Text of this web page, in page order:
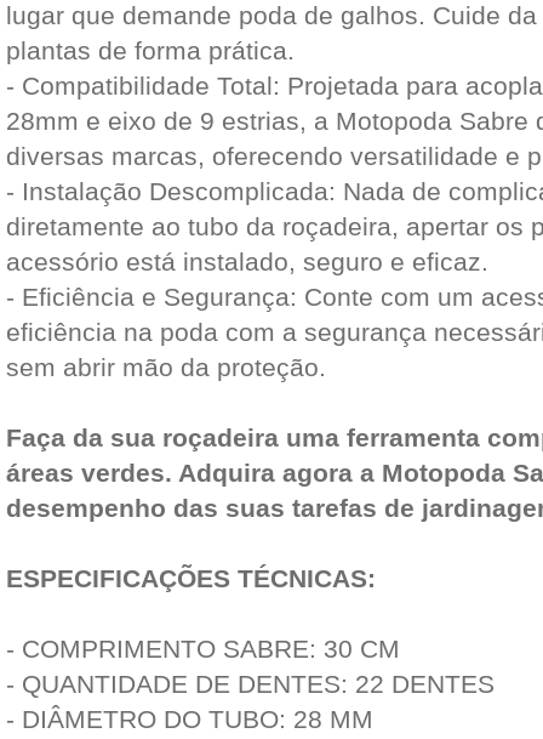
lugar que demande poda de galhos. Cuide
plantas de forma prática.
- Compatibilidade Total: Projetada para
28mm e eixo de 9 estrias, a Motopoda Sabre
diversas marcas, oferecendo versatilidade e
- Instalação Descomplicada: Nada de
diretamente ao tubo da roçadeira, apertar os
acessório está instalado, seguro e eficaz.
- Eficiência e Segurança: Conte com um
eficiência na poda com a segurança
sem abrir mão da proteção.
Faça da sua roçadeira uma ferramenta
áreas verdes. Adquira agora a Motopoda
desempenho das suas tarefas de
ESPECIFICAÇÕES TÉCNICAS:
- COMPRIMENTO SABRE: 30 CM
- QUANTIDADE DE DENTES: 22 DENTES
- DIÂMETRO DO TUBO: 28 MM